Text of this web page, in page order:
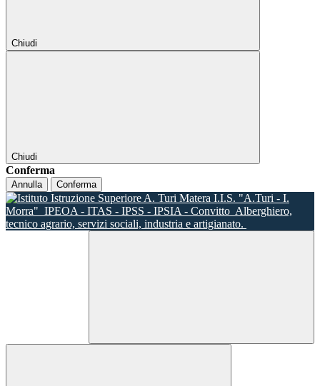
Chiudi
Chiudi
Conferma
Annulla Conferma
I.I.S. "A.Turi - I.
Morra" IPEOA - ITAS - IPSS - IPSIA - Convitto Alberghiero,
tecnico agrario, servizi sociali, industria e artigianato.